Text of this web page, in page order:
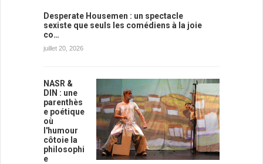
Desperate Housemen : un spectacle
sexiste que seuls les comédiens à la joie
co…
juillet 20, 2026
NASR &
DIN : une
parenthès
e poétique
où
l'humour
côtoie la
philosophi
e